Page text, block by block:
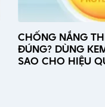
CHỐNG NẮNG
ĐÚNG? DÙNG
SAO CHO HIỆU